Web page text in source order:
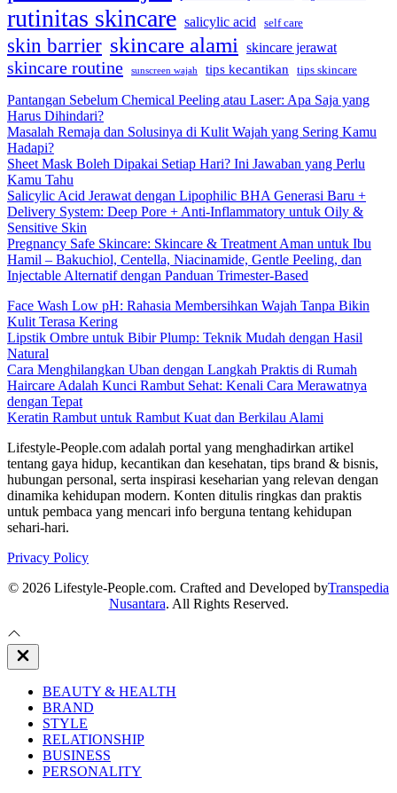
rutinitas skincare salicylic acid self care
skin barrier skincare alami skincare jerawat
skincare routine sunscreen wajah tips kecantikan tips skincare
Pantangan Sebelum Chemical Peeling atau Laser: Apa Saja yang
Harus Dihindari?
Masalah Remaja dan Solusinya di Kulit Wajah yang Sering Kamu
Hadapi?
Sheet Mask Boleh Dipakai Setiap Hari? Ini Jawaban yang Perlu
Kamu Tahu
Salicylic Acid Jerawat dengan Lipophilic BHA Generasi Baru +
Delivery System: Deep Pore + Anti-Inflammatory untuk Oily &
Sensitive Skin
Pregnancy Safe Skincare: Skincare & Treatment Aman untuk Ibu
Hamil – Bakuchiol, Centella, Niacinamide, Gentle Peeling, dan
Injectable Alternatif dengan Panduan Trimester-Based
Face Wash Low pH: Rahasia Membersihkan Wajah Tanpa Bikin
Kulit Terasa Kering
Lipstik Ombre untuk Bibir Plump: Teknik Mudah dengan Hasil
Natural
Cara Menghilangkan Uban dengan Langkah Praktis di Rumah
Haircare Adalah Kunci Rambut Sehat: Kenali Cara Merawatnya
dengan Tepat
Keratin Rambut untuk Rambut Kuat dan Berkilau Alami
Lifestyle-People.com adalah portal yang menghadirkan artikel
tentang gaya hidup, kecantikan dan kesehatan, tips brand & bisnis,
hubungan personal, serta inspirasi keseharian yang relevan dengan
dinamika kehidupan modern. Konten ditulis ringkas dan praktis
untuk pembaca yang mencari info berguna tentang kehidupan
sehari-hari.
Privacy Policy
© 2026 Lifestyle-People.com. Crafted and Developed byTranspedia
Nusantara. All Rights Reserved.
Close
Off
BEAUTY & HEALTH
BRAND
STYLE
RELATIONSHIP
BUSINESS
PERSONALITY